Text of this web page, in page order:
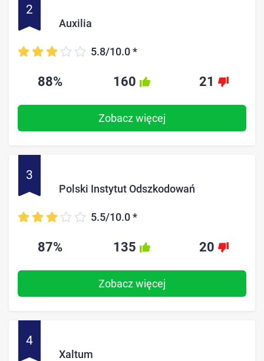
2
Auxilia
5.8/10.0*
88% 160 21
Zobacz więcej
3
Polski Instytut Odszkodowań
5.5/10.0*
87% 135 20
Zobacz więcej
4
Xaltum